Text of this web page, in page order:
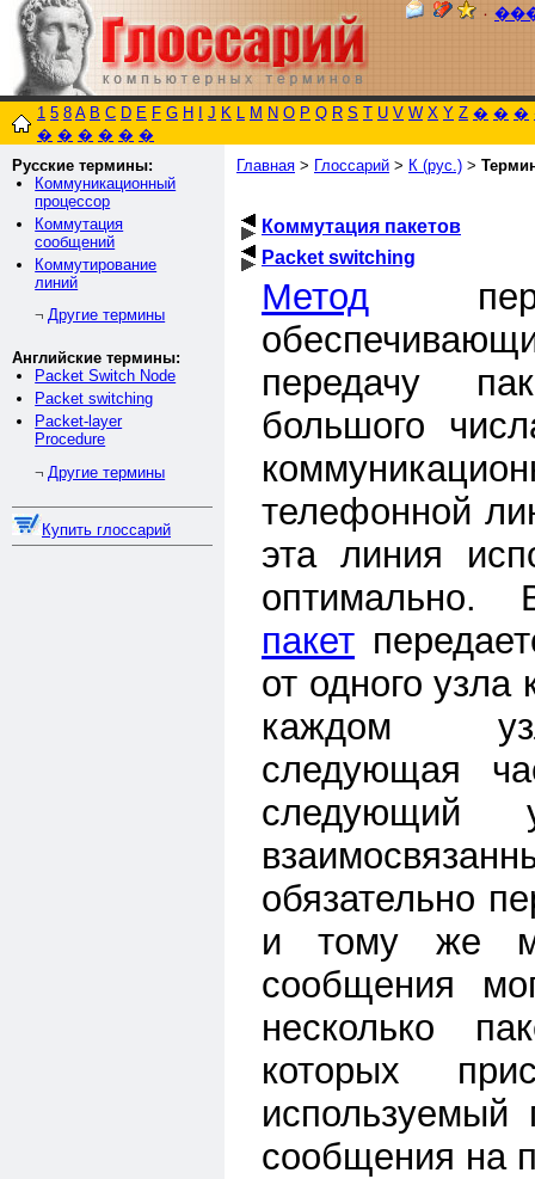
٠
1 5 8 A B C D E F G H J K L M N O P Q R S T U V W X Y Z � � �
� � � � � �
Русские термины:
Коммуникационный
процессор
Коммутация
сообщений
Коммутирование
линий
¬ Другие термины
Английские термины:
Packet Switch Node
Packet switching
Packet-layer
Procedure
¬ Другие термины
Купить глоссарий
Главная > Глоссарий > К (рус.) >
Коммутация пакетов
Packet switching
Метод
передачу
большого
телефонной
эта линия
пакет
от одного узла
каждом
следующая
следующий
обязательно
и тому же
сообщения
несколько
которых
используемый
сообщения на